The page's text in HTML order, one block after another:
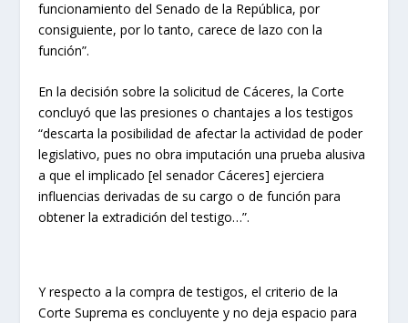
funcionamiento del Senado de la República, por
consiguiente, por lo tanto, carece de lazo con la
función”.
En la decisión sobre la solicitud de Cáceres, la Corte
concluyó que las presiones o chantajes a los testigos
“descarta la posibilidad de afectar la actividad de poder
legislativo, pues no obra imputación una prueba alusiva
a que el implicado [el senador Cáceres] ejerciera
influencias derivadas de su cargo o de función para
obtener la extradición del testigo…”.
Y respecto a la compra de testigos, el criterio de la
Corte Suprema es concluyente y no deja espacio para